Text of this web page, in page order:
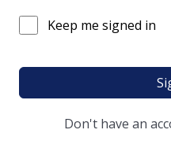
Keep me signed in
Don't have an